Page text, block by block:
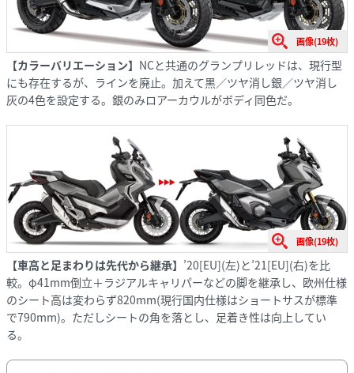
画像(19枚)
【カラーバリエーション】 NCと共通のグランプリレッドは、現行型
にも存在するが、ラインを廃止。加えて黒／ツヤ消し銀／ツヤ消し
灰の4色を設定する。銀のみロアーカウルがボディ同色だ。
画像(19枚)
【車高と足まわりは先代から継承】 ’20[EU](左)と’21[EU](右)を比
較。φ41mm倒立＋ラジアルキャリパーなどの脚を継承し、欧州仕様
のシート高は変わらず820mm(現行国内仕様はショートサスが標準
で790mm)。ただしシートの角を落とし、足着き性は向上してい
る。